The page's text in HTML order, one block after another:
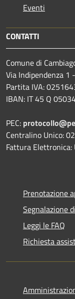
Eventi
CONTATTI
Comune di
Via Indipendenza 1
Partita IVA:
IBAN: IT 45 Q
PEC:
Centralino Unico:
Fattura Elettronica:
Prenotazione
Segnalazione
Leggi le FAQ
Richiesta